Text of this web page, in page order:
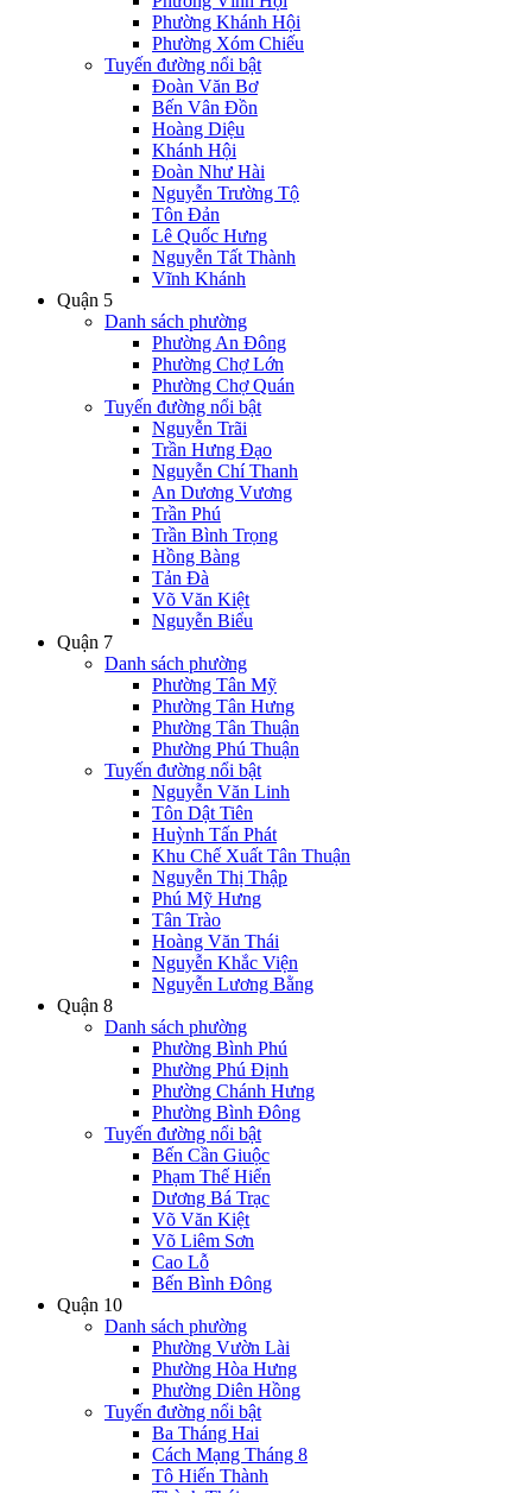
Phường Khánh Hội
Phường Xóm Chiếu
Tuyến đường nổi bật
Đoàn Văn Bơ
Bến Vân Đồn
Hoàng Diệu
Khánh Hội
Đoàn Như Hài
Nguyễn Trường Tộ
Tôn Đản
Lê Quốc Hưng
Nguyễn Tất Thành
Vĩnh Khánh
Quận 5
Danh sách phường
Phường An Đông
Phường Chợ Lớn
Phường Chợ Quán
Tuyến đường nổi bật
Nguyễn Trãi
Trần Hưng Đạo
Nguyễn Chí Thanh
An Dương Vương
Trần Phú
Trần Bình Trọng
Hồng Bàng
Tản Đà
Võ Văn Kiệt
Nguyễn Biểu
Quận 7
Danh sách phường
Phường Tân Mỹ
Phường Tân Hưng
Phường Tân Thuận
Phường Phú Thuận
Tuyến đường nổi bật
Nguyễn Văn Linh
Tôn Dật Tiên
Huỳnh Tấn Phát
Khu Chế Xuất Tân Thuận
Nguyễn Thị Thập
Phú Mỹ Hưng
Tân Trào
Hoàng Văn Thái
Nguyễn Khắc Viện
Nguyễn Lương Bằng
Quận 8
Danh sách phường
Phường Bình Phú
Phường Phú Định
Phường Chánh Hưng
Phường Bình Đông
Tuyến đường nổi bật
Bến Cần Giuộc
Phạm Thế Hiển
Dương Bá Trạc
Võ Văn Kiệt
Võ Liêm Sơn
Cao Lỗ
Bến Bình Đông
Quận 10
Danh sách phường
Phường Vườn Lài
Phường Hòa Hưng
Phường Diên Hồng
Tuyến đường nổi bật
Ba Tháng Hai
Cách Mạng Tháng 8
Tô Hiến Thành